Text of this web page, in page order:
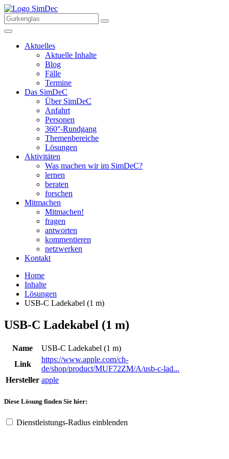
Aktuelles
Aktuelle Inhalte
Blog
Fälle
Termine
Das SimDeC
Über SimDeC
Anfahrt
Personen
360°-Rundgang
Themenbereiche
Lösungen
Aktivitäten
Was machen wir im SimDeC?
lernen
beraten
forschen
Mitmachen
Mitmachen!
fragen
antworten
kommentieren
netzwerken
Kontakt
Home
Inhalte
Lösungen
USB‑C Ladekabel (1 m)
USB‑C Ladekabel (1 m)
Name
USB‑C Ladekabel (1 m)
Link
https://www.apple.com/ch-
de/shop/product/MUF72ZM/A/usb‑c-lad...
Hersteller apple
Diese Lösung finden Sie hier:
Dienstleistungs-Radius einblenden